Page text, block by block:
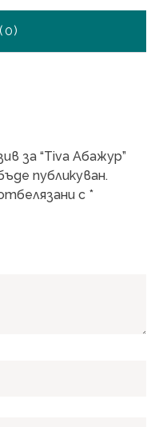
за “Tiva Абажур”
публикуван.
с *